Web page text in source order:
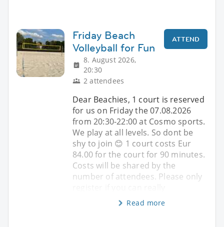
Friday Beach
Volleyball for Fun
8. August 2026,
20:30
2 attendees
ATTEND
Dear Beachies, 1 court is reserved
for us on Friday the 07.08.2026
from 20:30-22:00 at Cosmo sports.
We play at all levels. So dont be
shy to join 😊 1 court costs Eur
84.00 for the court for 90 minutes.
Costs will be shared by the
number of attendees. Please only
Read more